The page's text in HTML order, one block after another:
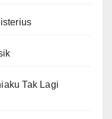
Tak Lagi